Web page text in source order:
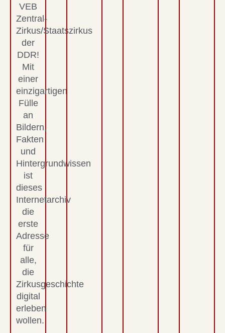
VEB
Zentral-
Zirkus/Staatszirkus
der
DDR!
Mit
einer
einzigartigen
Fülle
an
Bildern,
Fakten
und
Hintergrundwissen
ist
dieses
Internetarchiv
die
erste
Adresse
für
alle,
die
Zirkusgeschichte
digital
erleben
wollen.